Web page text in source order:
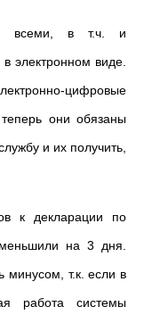
всеми, в т.ч. и
электронном виде.
цифровые
они обязаны
и их получить,
к декларации по
на 3 дня.
т.к. если в
работа системы